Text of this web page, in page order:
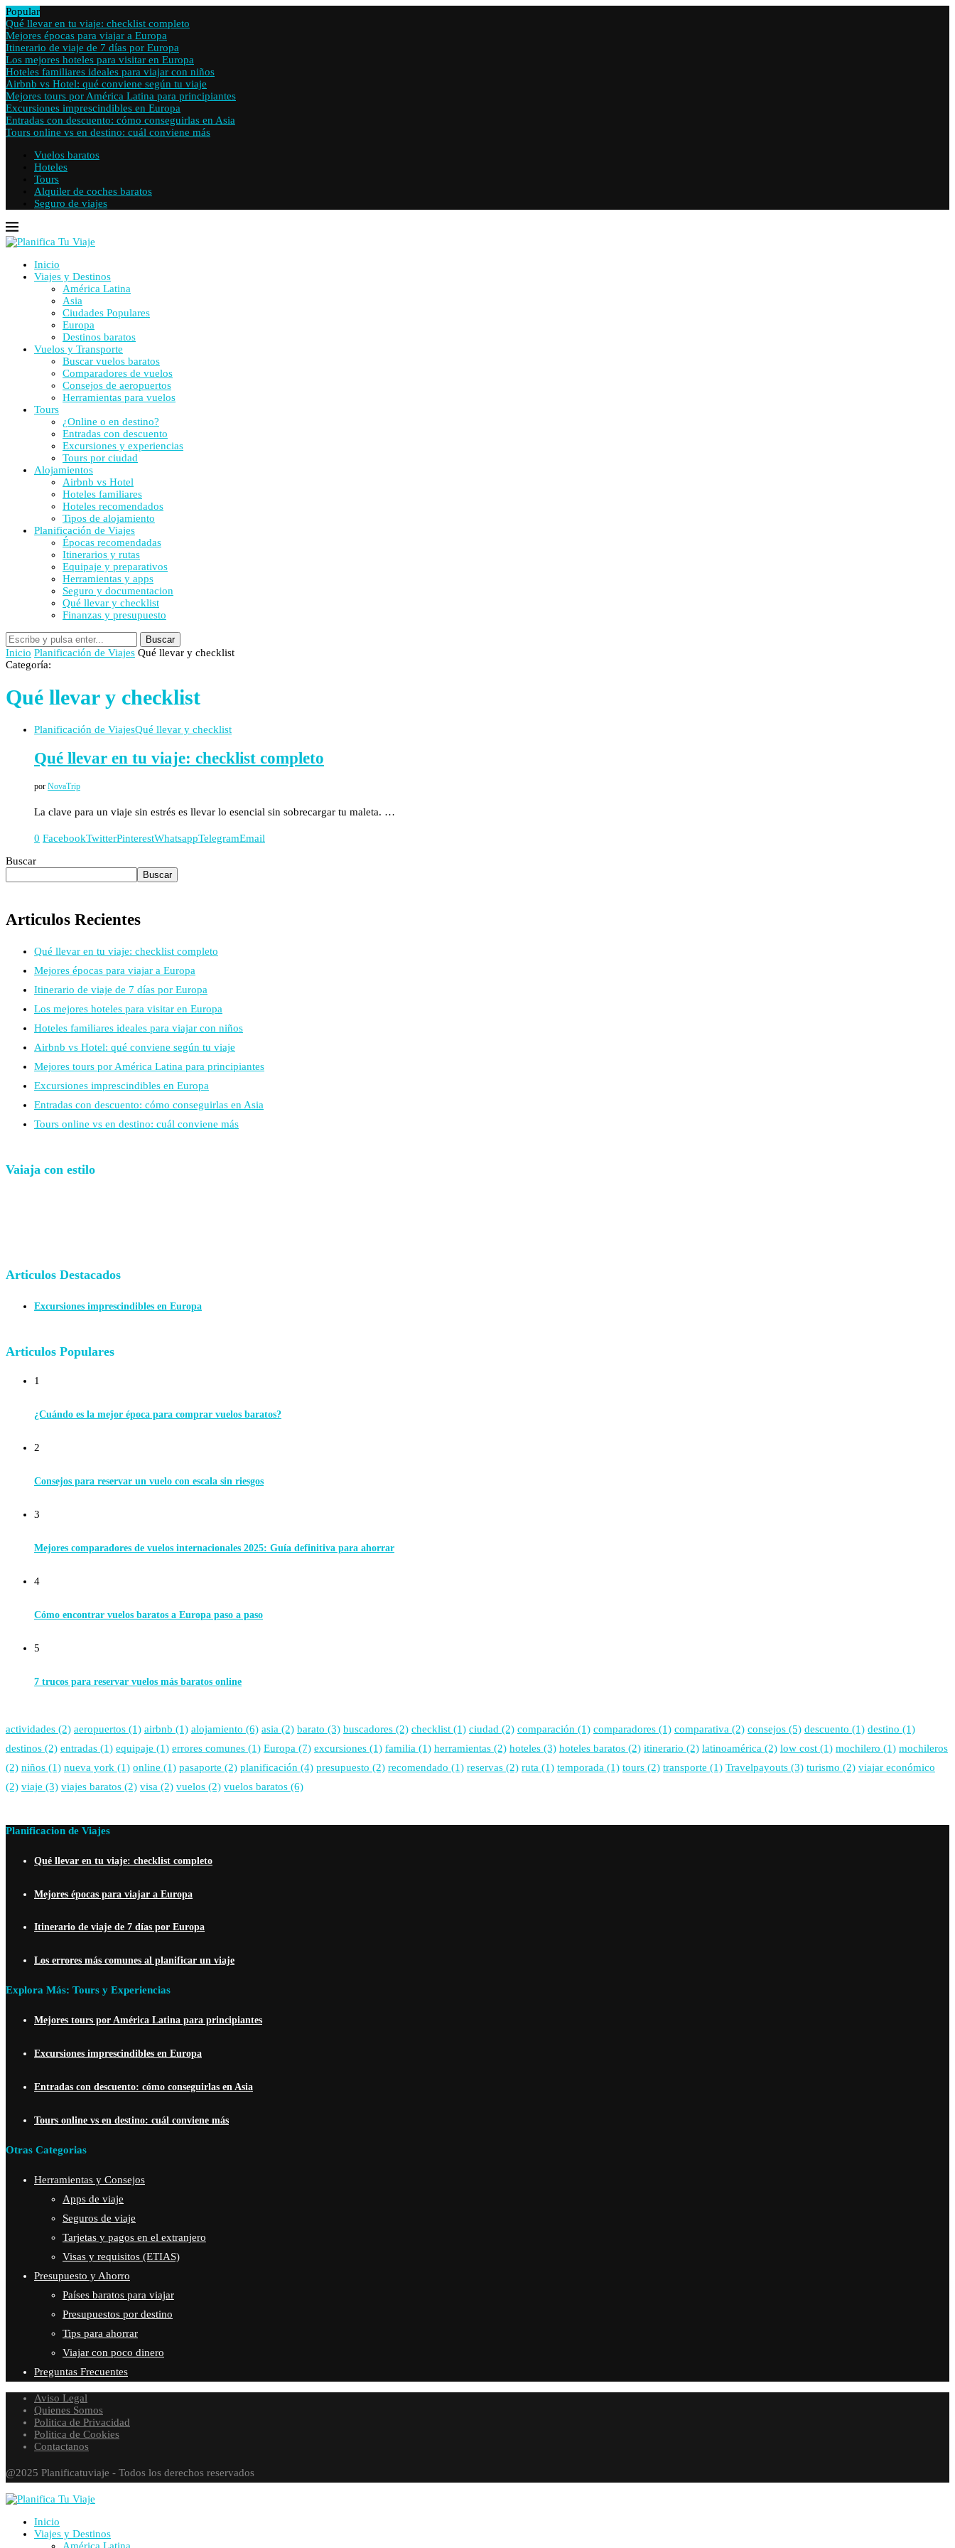
Popular
Qué llevar en tu viaje: checklist completo
Mejores épocas para viajar a Europa
Itinerario de viaje de 7 días por Europa
Los mejores hoteles para visitar en Europa
Hoteles familiares ideales para viajar con niños
Airbnb vs Hotel: qué conviene según tu viaje
Mejores tours por América Latina para principiantes
Excursiones imprescindibles en Europa
Entradas con descuento: cómo conseguirlas en Asia
Tours online vs en destino: cuál conviene más
Vuelos baratos
Hoteles
Tours
Alquiler de coches baratos
Seguro de viajes
Inicio
Viajes y Destinos
América Latina
Asia
Ciudades Populares
Europa
Destinos baratos
Vuelos y Transporte
Buscar vuelos baratos
Comparadores de vuelos
Consejos de aeropuertos
Herramientas para vuelos
Tours
¿Online o en destino?
Entradas con descuento
Excursiones y experiencias
Tours por ciudad
Alojamientos
Airbnb vs Hotel
Hoteles familiares
Hoteles recomendados
Tipos de alojamiento
Planificación de Viajes
Épocas recomendadas
Itinerarios y rutas
Equipaje y preparativos
Herramientas y apps
Seguro y documentacion
Qué llevar y checklist
Finanzas y presupuesto
Buscar
Inicio Planificación de Viajes Qué llevar y checklist
Categoría:
Qué llevar y checklist
Planificación de ViajesQué llevar y checklist
Qué llevar en tu viaje: checklist completo
por NovaTrip
La clave para un viaje sin estrés es llevar lo esencial sin sobrecargar tu maleta. …
0 FacebookTwitterPinterestWhatsappTelegramEmail
Buscar
Buscar
Articulos Recientes
Qué llevar en tu viaje: checklist completo
Mejores épocas para viajar a Europa
Itinerario de viaje de 7 días por Europa
Los mejores hoteles para visitar en Europa
Hoteles familiares ideales para viajar con niños
Airbnb vs Hotel: qué conviene según tu viaje
Mejores tours por América Latina para principiantes
Excursiones imprescindibles en Europa
Entradas con descuento: cómo conseguirlas en Asia
Tours online vs en destino: cuál conviene más
Vaiaja con estilo
Articulos Destacados
Excursiones imprescindibles en Europa
Articulos Populares
1
¿Cuándo es la mejor época para comprar vuelos baratos?
2
Consejos para reservar un vuelo con escala sin riesgos
3
Mejores comparadores de vuelos internacionales 2025: Guía definitiva para ahorrar
4
Cómo encontrar vuelos baratos a Europa paso a paso
5
7 trucos para reservar vuelos más baratos online
actividades (2) aeropuertos (1) airbnb (1) alojamiento (6) asia (2) barato (3) buscadores (2) checklist (1) ciudad (2) comparación (1) comparadores (1) comparativa (2) consejos (5) descuento (1) destino (1)
destinos (2) entradas (1) equipaje (1) errores comunes (1) Europa (7) excursiones (1) familia (1) herramientas (2) hoteles (3) hoteles baratos (2) itinerario (2) latinoamérica (2) low cost (1) mochilero (1) mochileros
(2) niños (1) nueva york (1) online (1) pasaporte (2) planificación (4) presupuesto (2) recomendado (1) reservas (2) ruta (1) temporada (1) tours (2) transporte (1) Travelpayouts (3) turismo (2) viajar económico
(2) viaje (3) viajes baratos (2) visa (2) vuelos (2) vuelos baratos (6)
Planificacion de Viajes
Qué llevar en tu viaje: checklist completo
Mejores épocas para viajar a Europa
Itinerario de viaje de 7 días por Europa
Los errores más comunes al planificar un viaje
Explora Más: Tours y Experiencias
Mejores tours por América Latina para principiantes
Excursiones imprescindibles en Europa
Entradas con descuento: cómo conseguirlas en Asia
Tours online vs en destino: cuál conviene más
Otras Categorias
Herramientas y Consejos
Apps de viaje
Seguros de viaje
Tarjetas y pagos en el extranjero
Visas y requisitos (ETIAS)
Presupuesto y Ahorro
Países baratos para viajar
Presupuestos por destino
Tips para ahorrar
Viajar con poco dinero
Preguntas Frecuentes
Aviso Legal
Quienes Somos
Politica de Privacidad
Politica de Cookies
Contactanos
@2025 Planificatuviaje - Todos los derechos reservados
Inicio
Viajes y Destinos